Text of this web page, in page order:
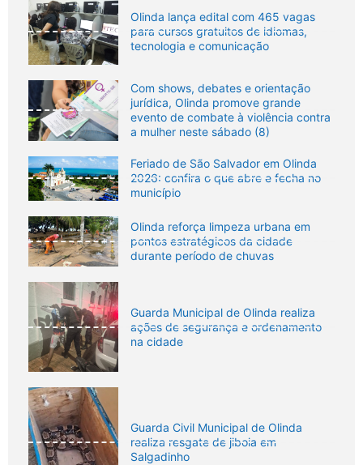
Olinda lança edital com 465 vagas
para cursos gratuitos de idiomas,
tecnologia e comunicação
Com shows, debates e orientação
jurídica, Olinda promove grande
evento de combate à violência contra
a mulher neste sábado (8)
Feriado de São Salvador em Olinda
2026: confira o que abre e fecha no
município
Olinda reforça limpeza urbana em
pontos estratégicos da cidade
durante período de chuvas
Guarda Municipal de Olinda realiza
ações de segurança e ordenamento
na cidade
Guarda Civil Municipal de Olinda
realiza resgate de jiboia em
Salgadinho